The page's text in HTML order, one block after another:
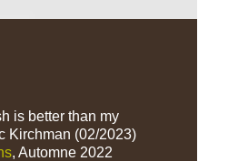
is better than my
Kirchman (02/2023)
, Automne 2022